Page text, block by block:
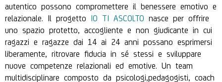
autentico possono compromettere il benessere emotivo e
relazionale.
Il progetto IO TI ASCOLTO nasce per offrire
uno spazio protetto, accogliente e non giudicante in cui
ragazzi e ragazze dai 14 ai 24 anni possano esprimersi
liberamente, ritrovare fiducia in sé stessi e sviluppare
nuove competenze relazionali ed emotive.
Un team
multidisciplinare composto da psicologi,pedagogisti, coach